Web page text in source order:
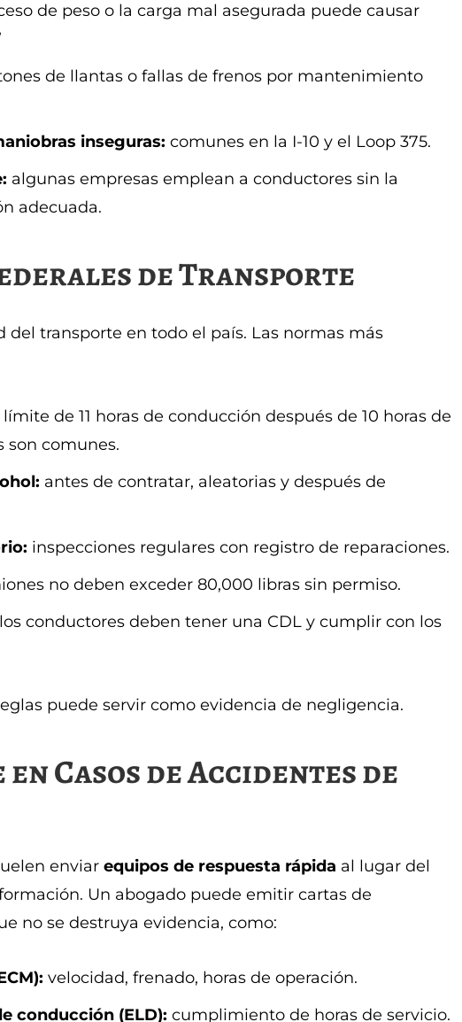
de peso o la carga mal asegurada puede causar
de llantas o fallas de frenos por mantenimiento
inseguras: comunes en la I-10 y el Loop 375.
algunas empresas emplean a conductores sin la
adecuada.
de Transporte
del transporte en todo el país. Las normas más
límite de 11 horas de conducción después de 10 horas de
son comunes.
antes de contratar, aleatorias y después de
inspecciones regulares con registro de reparaciones.
no deben exceder 80,000 libras sin permiso.
los conductores deben tener una CDL y cumplir con los
puede servir como evidencia de negligencia.
Casos de Accidentes de
enviar equipos de respuesta rápida al lugar del
Un abogado puede emitir cartas de
no se destruya evidencia, como:
velocidad, frenado, horas de operación.
conducción (ELD): cumplimiento de horas de servicio.